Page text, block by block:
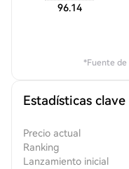
96.14
*Fuente
Estadísticas clave
Precio actual
Ranking
Lanzamiento inicial